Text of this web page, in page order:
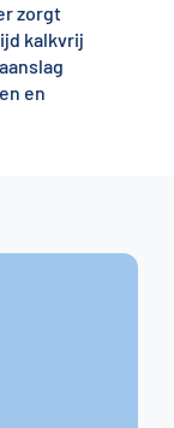
zorgt
kalkvrij
en